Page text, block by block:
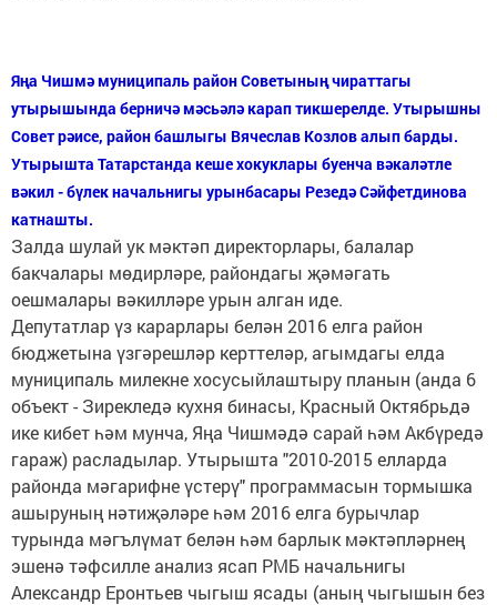
Яңа Чишмә муниципаль район Советының чираттагы
утырышында берничә мәсьәлә карап тикшерелде. Утырышны
Совет рәисе, район башлыгы Вячеслав Козлов алып барды.
Утырышта Татарстанда кеше хокуклары буенча вәкаләтле
вәкил - бүлек начальнигы урынбасары Резедә Сәйфетдинова
катнашты.
Залда шулай ук мәктәп директорлары, балалар
бакчалары мөдирләре, райондагы җәмәгать
оешмалары вәкилләре урын алган иде.
Депутатлар үз карарлары белән 2016 елга район
бюджетына үзгәрешләр керттеләр, агымдагы елда
муниципаль милекне хосусыйлаштыру планын (анда 6
объект - Зирекледә кухня бинасы, Красный Октябрьдә
ике кибет һәм мунча, Яңа Чишмәдә сарай һәм Акбүредә
гараж) расладылар. Утырышта "2010-2015 елларда
районда мәгарифне үстерү" программасын тормышка
ашыруның нәтиҗәләре һәм 2016 елга бурычлар
турында мәгълүмат белән һәм барлык мәктәпләрнең
эшенә тәфсилле анализ ясап РМБ начальнигы
Александр Еронтьев чыгыш ясады (аның чыгышын без